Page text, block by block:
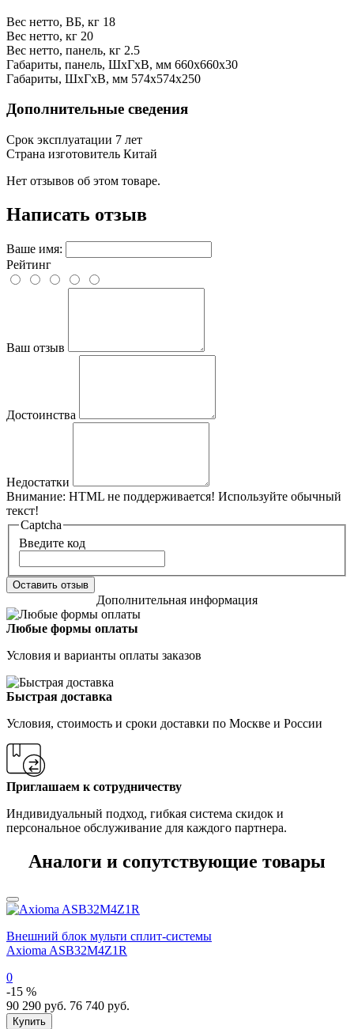
Вес нетто, ВБ, кг 18
Вес нетто, кг 20
Вес нетто, панель, кг 2.5
Габариты, панель, ШхГхВ, мм 660x660x30
Габариты, ШхГхВ, мм 574x574x250
Дополнительные сведения
Срок эксплуатации 7 лет
Страна изготовитель Китай
Нет отзывов об этом товаре.
Написать отзыв
Ваше имя:
Рейтинг
Ваш отзыв
Достоинства
Недостатки
Внимание: HTML не поддерживается! Используйте обычный
текст!
Captcha
Введите код
Оставить отзыв
Дополнительная информация
Любые формы оплаты
Условия и варианты оплаты заказов
Быстрая доставка
Условия, стоимость и сроки доставки по Москве и России
Приглашаем к сотрудничеству
Индивидуальный подход, гибкая система скидок и
персональное обслуживание для каждого партнера.
Аналоги и сопутствующие товары
Внешний блок мульти сплит-системы
Axioma ASB32M4Z1R
0
-15 %
90 290 руб. 76 740 руб.
Купить